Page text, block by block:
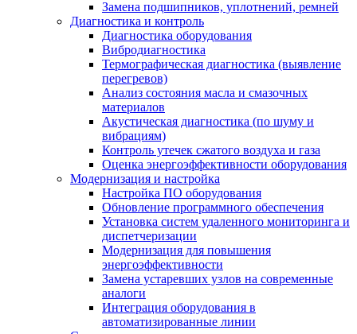
Замена подшипников, уплотнений, ремней
Диагностика и контроль
Диагностика оборудования
Вибродиагностика
Термографическая диагностика (выявление
перегревов)
Анализ состояния масла и смазочных
материалов
Акустическая диагностика (по шуму и
вибрациям)
Контроль утечек сжатого воздуха и газа
Оценка энергоэффективности оборудования
Модернизация и настройка
Настройка ПО оборудования
Обновление программного обеспечения
Установка систем удаленного мониторинга и
диспетчеризации
Модернизация для повышения
энергоэффективности
Замена устаревших узлов на современные
аналоги
Интеграция оборудования в
автоматизированные линии